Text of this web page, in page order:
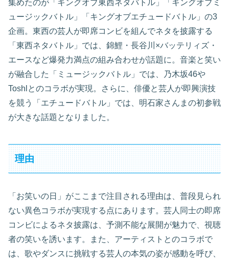
集めたのが「キングオブ東西ネタバトル」「キングオブミ
ュージックバトル」「キングオブエチュードバトル」の3
企画。東西の芸人が即席コンビを組んでネタを披露する
「東西ネタバトル」では、錦鯉・長谷川×バッテリィズ・
エースなど爆発力満点の組み合わせが話題に。音楽と笑い
が融合した「ミュージックバトル」では、乃木坂46や
Toshlとのコラボが実現。さらに、俳優と芸人が即興演技
を競う「エチュードバトル」では、明石家さんまの初参戦
が大きな話題となりました。
理由
「お笑いの日」がここまで注目される理由は、普段見られ
ない異色コラボが実現する点にあります。芸人同士の即席
コンビによるネタ披露は、予測不能な展開が魅力で、視聴
者の笑いを誘います。また、アーティストとのコラボで
は、歌やダンスに挑戦する芸人の本気の姿が感動を呼び、